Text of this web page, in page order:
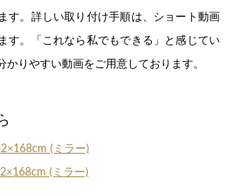
す。詳しい取り付け手順は、ショート動画
す。「これなら私でもできる」と感じてい
かりやすい動画をご用意しております。
(ミラー)
(ミラー)